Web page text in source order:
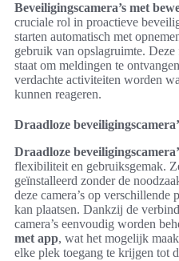
Beveiligingscamera’s met
cruciale rol in proactieve
starten automatisch met
gebruik van opslagruimte.
staat om meldingen te
verdachte activiteiten worden
kunnen reageren.
Draadloze
Draadloze
flexibiliteit en gebruiksgemak.
geïnstalleerd zonder de
deze camera’s op
kan plaatsen. Dankzij de
camera’s eenvoudig worden
met app, wat het mogelijk
elke plek toegang te krijgen tot